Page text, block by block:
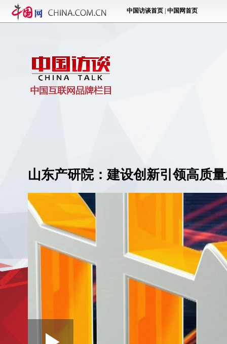
山东产研院：建设创新引领高质